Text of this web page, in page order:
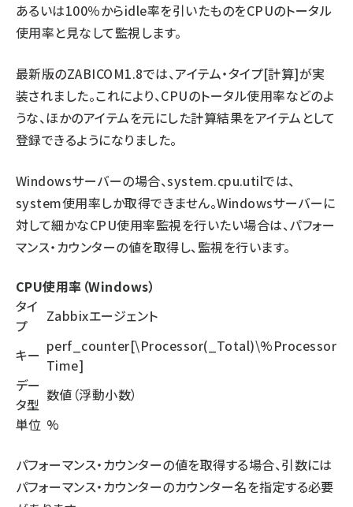
あるいは100％からidle率を引いたものをCPUのトータル
使用率と見なして監視します。
最新版のZABICOM1.8では、アイテム・タイプ[計算]が実
装されました。これにより、CPUのトータル使用率などのよ
うな、ほかのアイテムを元にした計算結果をアイテムとして
登録できるようになりました。
Windowsサーバーの場合、system.cpu.utilでは、
system使用率しか取得できません。Windowsサーバーに
対して細かなCPU使用率監視を行いたい場合は、パフォー
マンス・カウンターの値を取得し、監視を行います。
CPU使用率（Windows）
タイ
プ
Zabbixエージェント
キー perf_counter[\Processor(_Total)\%Processor
Time]
デー
タ型
数値（浮動小数）
単位 %
パフォーマンス・カウンターの値を取得する場合、引数には
パフォーマンス・カウンターのカウンター名を指定する必要